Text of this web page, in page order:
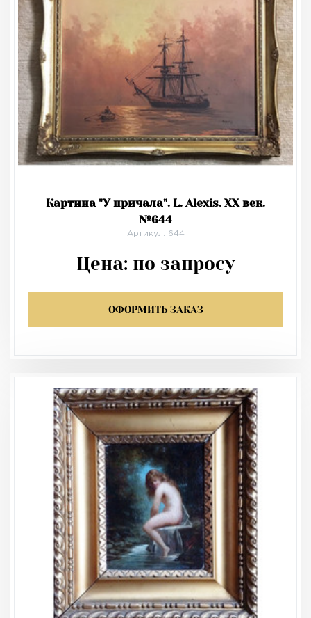
Картина "У причала". L. Alexis. XX век.
№644
Артикул: 644
Цена: по запросу
ОФОРМИТЬ ЗАКАЗ